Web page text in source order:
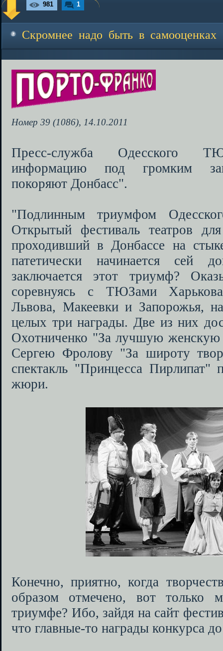
981 1
Скромнее надо быть в самооценках
Номер 39 (1086), 14.10.2011
Пресс-служба Одесского
информацию под громким
покоряют Донбасс".
"Подлинным триумфом
Открытый фестиваль театров
проходивший в Донбассе на
патетически начинается
заключается этот триумф?
соревнуясь с ТЮЗами
Львова, Макеевки и Запорожья,
целых три награды. Две из них
Охотниченко "За лучшую женскую
Сергею Фролову "За широту
спектакль "Принцесса Пирлипат"
жюри.
Конечно, приятно, когда
образом отмечено, вот только
триумфе? Ибо, зайдя на сайт
что главные-то награды конкурса